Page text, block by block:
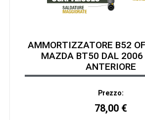
AMMORTIZZATORE B52
MAZDA BT50 DAL
ANTERIORE
Prezzo:
78,00 €